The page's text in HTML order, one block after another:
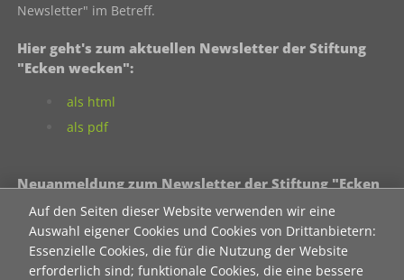
Auf den Seiten dieser Website verwenden wir eine
Auswahl eigener Cookies und Cookies von Drittanbietern:
Essenzielle Cookies, die für die Nutzung der Website
erforderlich sind; funktionale Cookies, die eine bessere
Newsletter" im Betreff.
Hier geht's zum aktuellen Newsletter der Stiftung
"Ecken wecken":
als html
als pdf
Neuanmeldung zum Newsletter der Stiftung "Ecken
wecken":
Contact 1
Anrede